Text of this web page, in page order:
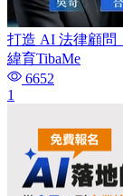
打造 AI 法律顧問
緯育TibaMe
6652
1